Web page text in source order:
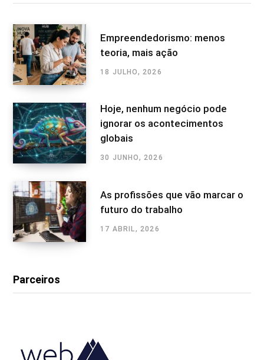
Empreendedorismo: menos
teoria, mais ação
18 JULHO, 2026
Hoje, nenhum negócio pode
ignorar os acontecimentos
globais
30 JUNHO, 2026
As profissões que vão marcar o
futuro do trabalho
17 ABRIL, 2026
Parceiros